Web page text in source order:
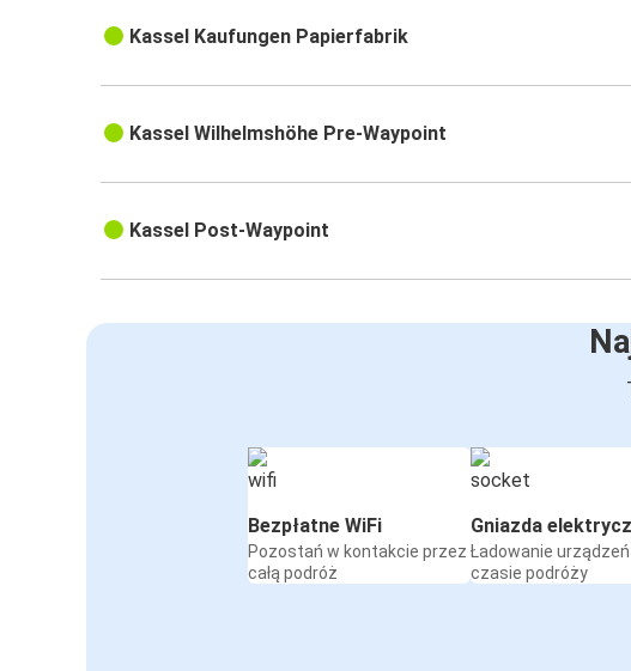
Kassel Kaufungen Papierfabrik
Kassel Wilhelmshöhe Pre-Waypoint
Kassel Post-Waypoint
Bezpłatne WiFi
Pozostań w kontakcie przez
całą podróż
Gniazda
Ładowanie
czasie podróży